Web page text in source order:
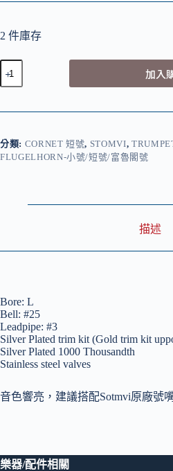
2 件庫存
Stomvi
Forte
Bb
with
鍍
數
量
加入
分類: CORNET 短號, STOMVI,
FLUGELHORN-小號/短號/富魯閣號
描述
Bore: L
Bell: #25
Leadpipe: #3
Silver Plated trim kit (Gold trim kit
Silver Plated 1000 Thousandth
Stainless steel valves
音色響亮，建議搭配Sotmvi原廠號
樂器/配件相關